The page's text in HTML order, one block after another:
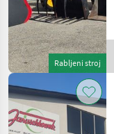
Rabljeni stroj